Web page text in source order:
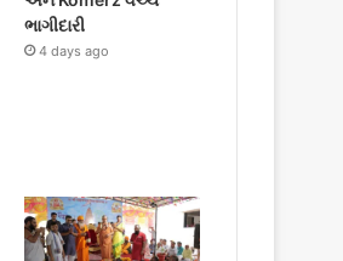
ભાગીદારી
4 days ago